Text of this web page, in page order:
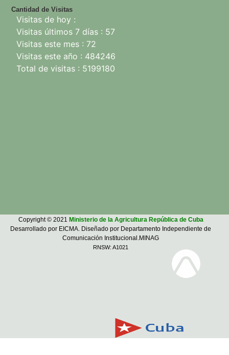
Cantidad de Visitas
Visitas de hoy :
Visitas últimos 7 días : 57
Visitas este mes : 72
Visitas este año : 484246
Total de visitas : 5199180
Copyright © 2021 Ministerio de la Agricultura República de Cuba
Desarrollado por EICMA. Diseñado por Departamento Independiente de
Comunicación Institucional.MINAG
RNSW: A1021